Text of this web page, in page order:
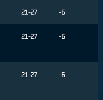
21-27 -6
21-27 -6
21-27 -6